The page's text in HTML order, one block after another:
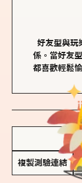
好友型與玩
係。當好友
都喜歡輕鬆
複製測驗連結